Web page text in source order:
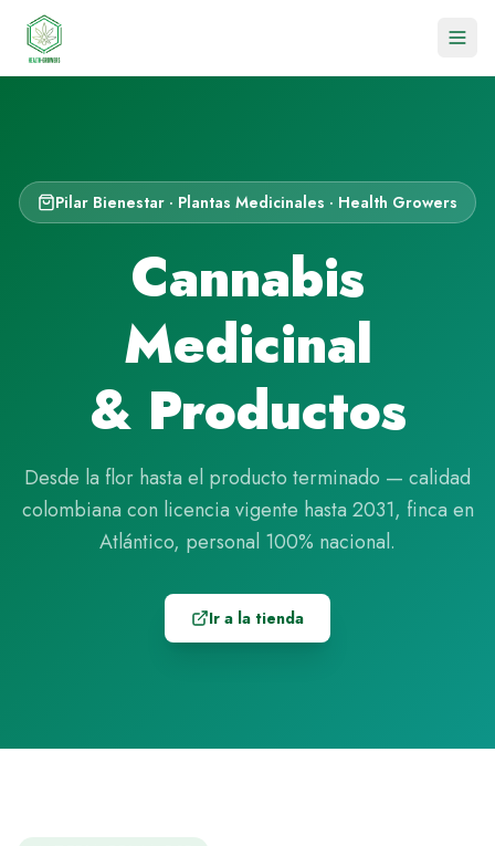
Pilar Bienestar · Plantas Medicinales · Health Growers
Cannabis
Medicinal
& Productos
Desde la flor hasta el producto terminado — calidad
colombiana con licencia vigente hasta 2031, finca en
Atlántico, personal 100% nacional.
Ir a la tienda